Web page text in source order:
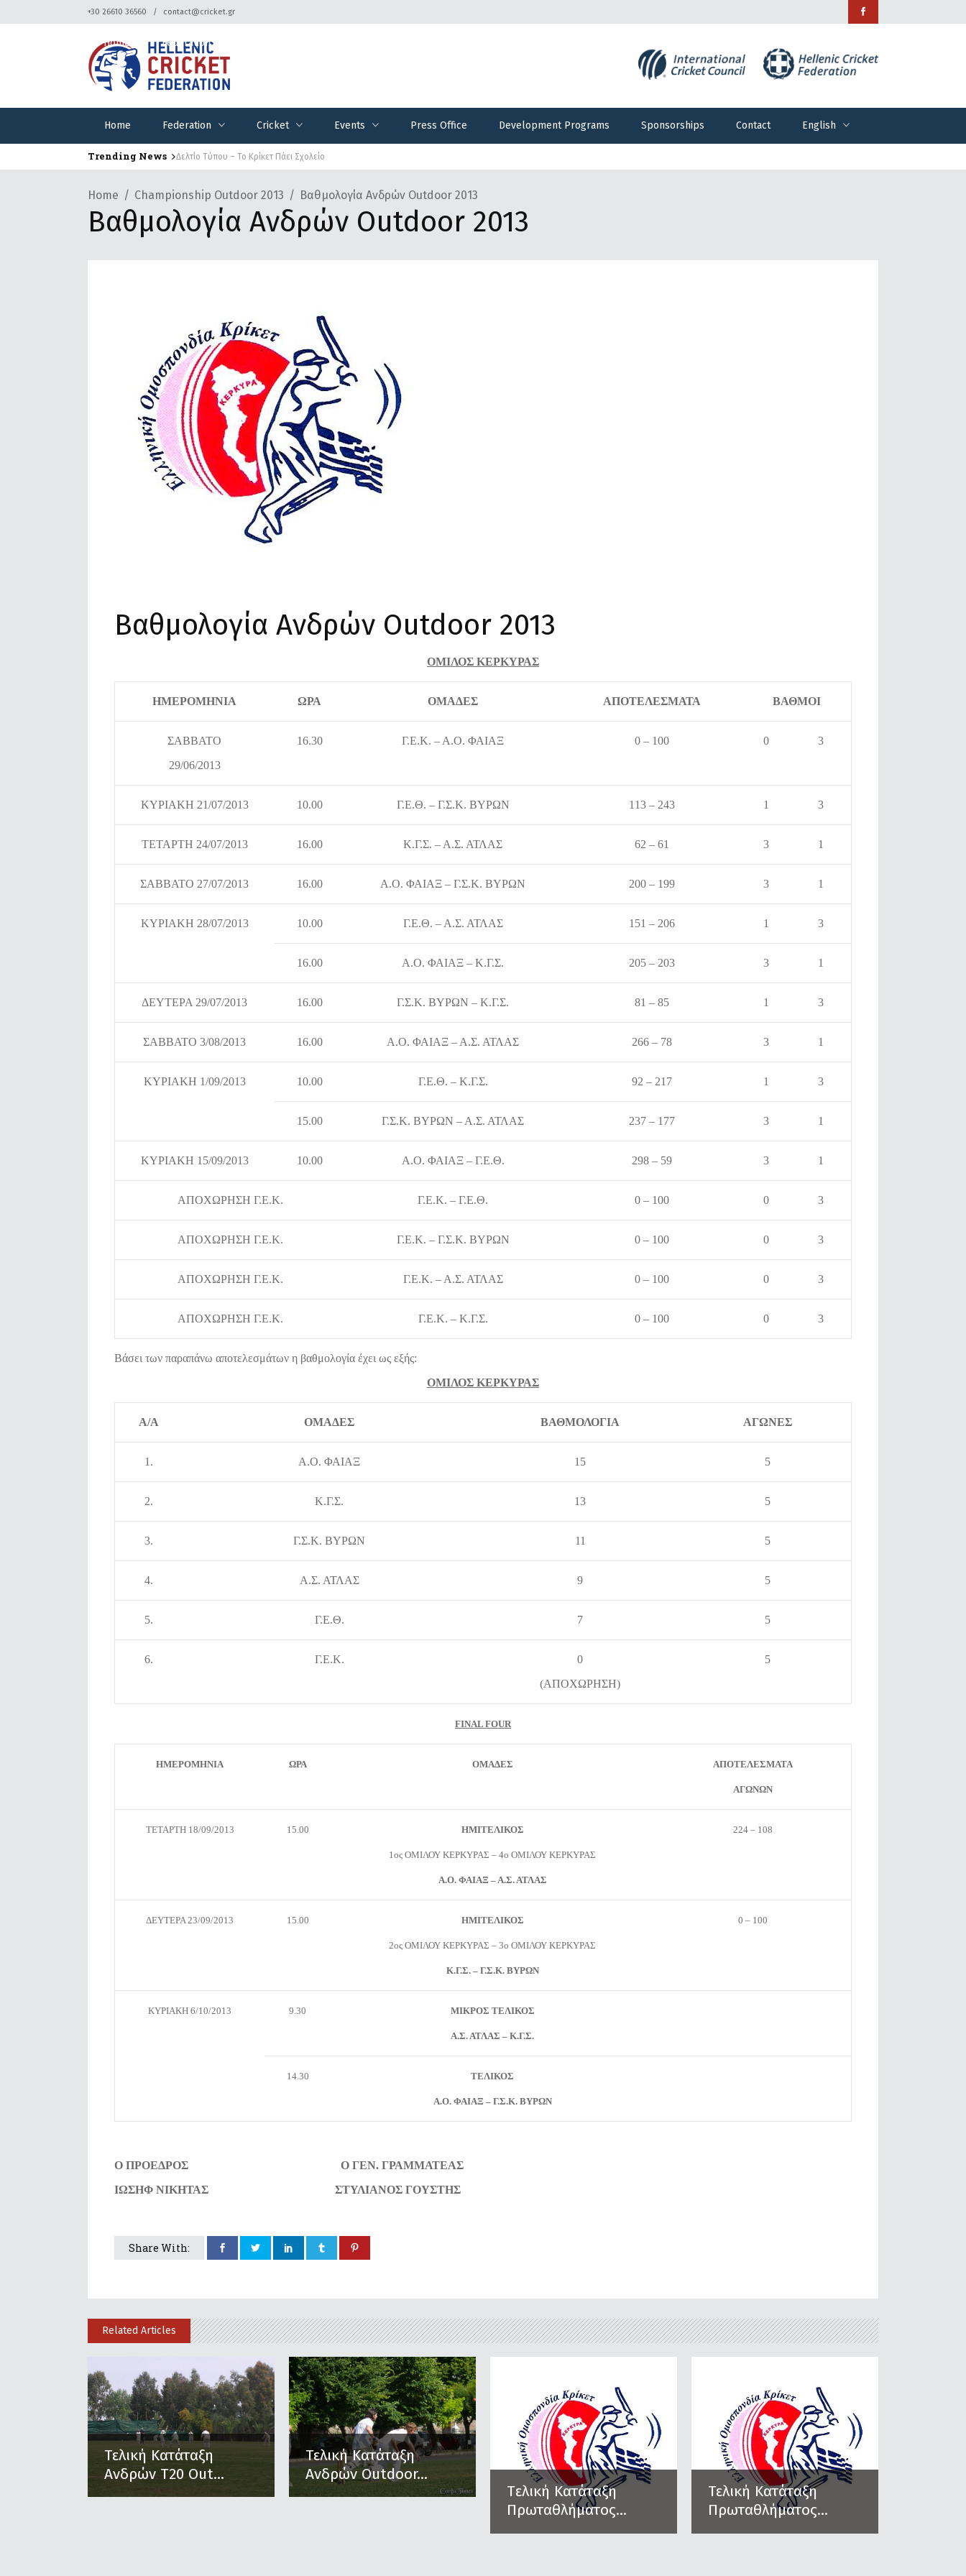
+30 26610 36560 contact@cricket.gr
Home Federation Cricket Events Press Office Development Programs Sponsorships Contact English
Home Federation
Trending News Δελτίο Τύπου – Το Κρίκετ Πάει Σχολείο
Home Championship Outdoor 2013 Βαθμολογία Ανδρών Outdoor 2013
Βαθμολογία Ανδρών Outdoor 2013
Βαθμολογία Ανδρών Outdoor 2013
ΟΜΙΛΟΣ ΚΕΡΚΥΡΑΣ
ΗΜΕΡΟΜΗΝΙΑ ΩΡΑ ΟΜΑΔΕΣ ΑΠΟΤΕΛΕΣΜΑΤΑ ΒΑΘΜΟΙ
ΣΑΒΒΑΤΟ
29/06/2013
16.30 Γ.Ε.Κ. – Α.Ο. ΦΑΙΑΞ 0 – 100 0 3
ΚΥΡΙΑΚΗ 21/07/2013 10.00 Γ.Ε.Θ. – Γ.Σ.Κ. ΒΥΡΩΝ 113 – 243 1 3
ΤΕΤΑΡΤΗ 24/07/2013 16.00 Κ.Γ.Σ. – Α.Σ. ΑΤΛΑΣ 62 – 61 3 1
ΣΑΒΒΑΤΟ 27/07/2013 16.00 Α.Ο. ΦΑΙΑΞ – Γ.Σ.Κ. ΒΥΡΩΝ 200 – 199 3 1
ΚΥΡΙΑΚΗ 28/07/2013 10.00 Γ.Ε.Θ. – Α.Σ. ΑΤΛΑΣ 151 – 206 1 3
16.00 Α.Ο. ΦΑΙΑΞ – Κ.Γ.Σ. 205 – 203 3 1
ΔΕΥΤΕΡΑ 29/07/2013 16.00 Γ.Σ.Κ. ΒΥΡΩΝ – Κ.Γ.Σ. 81 – 85 1 3
ΣΑΒΒΑΤΟ 3/08/2013 16.00 Α.Ο. ΦΑΙΑΞ – Α.Σ. ΑΤΛΑΣ 266 – 78 3 1
ΚΥΡΙΑΚΗ 1/09/2013 10.00 Γ.Ε.Θ. – Κ.Γ.Σ. 92 – 217 1 3
15.00 Γ.Σ.Κ. ΒΥΡΩΝ – Α.Σ. ΑΤΛΑΣ 237 – 177 3 1
ΚΥΡΙΑΚΗ 15/09/2013 10.00 Α.Ο. ΦΑΙΑΞ – Γ.Ε.Θ. 298 – 59 3 1
ΑΠΟΧΩΡΗΣΗ Γ.Ε.Κ. Γ.Ε.Κ. – Γ.Ε.Θ. 0 – 100 0 3
ΑΠΟΧΩΡΗΣΗ Γ.Ε.Κ. Γ.Ε.Κ. – Γ.Σ.Κ. ΒΥΡΩΝ 0 – 100 0 3
ΑΠΟΧΩΡΗΣΗ Γ.Ε.Κ. Γ.Ε.Κ. – Α.Σ. ΑΤΛΑΣ 0 – 100 0 3
ΑΠΟΧΩΡΗΣΗ Γ.Ε.Κ. Γ.Ε.Κ. – Κ.Γ.Σ. 0 – 100 0 3
Βάσει των παραπάνω αποτελεσμάτων η βαθμολογία έχει ως εξής:
ΟΜΙΛΟΣ ΚΕΡΚΥΡΑΣ
Α/Α ΟΜΑΔΕΣ ΒΑΘΜΟΛΟΓΙΑ ΑΓΩΝΕΣ
1. Α.Ο. ΦΑΙΑΞ 15 5
2. Κ.Γ.Σ. 13 5
3. Γ.Σ.Κ. ΒΥΡΩΝ 11 5
4. Α.Σ. ΑΤΛΑΣ 9 5
5. Γ.Ε.Θ. 7 5
6. Γ.Ε.Κ.
0
(ΑΠΟΧΩΡΗΣΗ)
5
FINAL FOUR
ΗΜΕΡΟΜΗΝΙΑ ΩΡΑ ΟΜΑΔΕΣ ΑΠΟΤΕΛΕΣΜΑΤΑ
ΑΓΩΝΩΝ
ΤΕΤΑΡΤΗ 18/09/2013 15.00 ΗΜΙΤΕΛΙΚΟΣ
1ος ΟΜΙΛΟΥ ΚΕΡΚΥΡΑΣ – 4ο ΟΜΙΛΟΥ ΚΕΡΚΥΡΑΣ
Α.Ο. ΦΑΙΑΞ – Α.Σ. ΑΤΛΑΣ
224 – 108
ΔΕΥΤΕΡΑ 23/09/2013 15.00 ΗΜΙΤΕΛΙΚΟΣ
2ος ΟΜΙΛΟΥ ΚΕΡΚΥΡΑΣ – 3ο ΟΜΙΛΟΥ ΚΕΡΚΥΡΑΣ
Κ.Γ.Σ. – Γ.Σ.Κ. ΒΥΡΩΝ
0 – 100
ΚΥΡΙΑΚΗ 6/10/2013 9.30 ΜΙΚΡΟΣ ΤΕΛΙΚΟΣ
Α.Σ. ΑΤΛΑΣ – Κ.Γ.Σ.
14.30 ΤΕΛΙΚΟΣ
Α.Ο. ΦΑΙΑΞ – Γ.Σ.Κ. ΒΥΡΩΝ
Ο ΠΡΟΕΔΡΟΣ Ο ΓΕΝ. ΓΡΑΜΜΑΤΕΑΣ
ΙΩΣΗΦ ΝΙΚΗΤΑΣ ΣΤΥΛΙΑΝΟΣ ΓΟΥΣΤΗΣ
Share With:
Related Articles
Τελική Κατάταξη
Ανδρών Τ20 Out...
Τελική Κατάταξη
Ανδρών Outdoor...
Tελική Κατάταξη
Πρωταθλήματος...
Τελική Κατάταξη
Πρωταθλήματος...